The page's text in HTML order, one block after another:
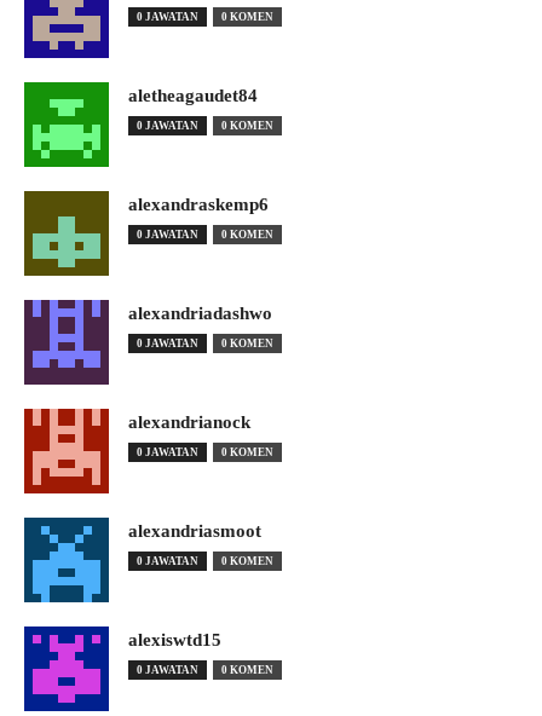
0 JAWATAN 0 KOMEN
aletheagaudet84
0 JAWATAN 0 KOMEN
alexandraskemp6
0 JAWATAN 0 KOMEN
alexandriadashwo
0 JAWATAN 0 KOMEN
alexandrianock
0 JAWATAN 0 KOMEN
alexandriasmoot
0 JAWATAN 0 KOMEN
alexiswtd15
0 JAWATAN 0 KOMEN